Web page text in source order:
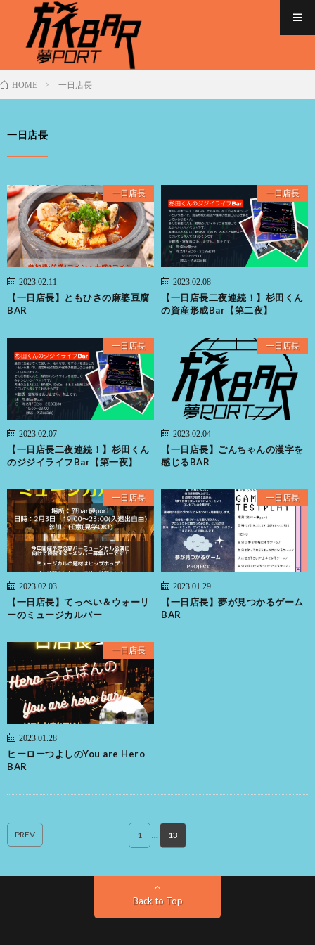
HOME 一日店長
一日店長
一日店長
2023.02.11
【一日店長】ともひさの麻婆豆腐
BAR
一日店長
2023.02.08
【一日店長二夜連続！】杉田くん
の資産形成Bar【第二夜】
一日店長
2023.02.07
【一日店長二夜連続！】杉田くん
のジジイライフBar【第一夜】
一日店長
2023.02.04
【一日店長】ごんちゃんの漢字を
感じるBAR
一日店長
2023.02.03
【一日店長】てっぺい＆ウォーリ
ーのミュージカルバー
一日店長
2023.01.29
【一日店長】夢が見つかるゲーム
BAR
一日店長
2023.01.28
ヒーローつよしのYou are Hero
BAR
PREV 1 … 13
Back to Top